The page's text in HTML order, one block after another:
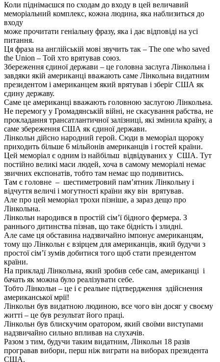
Коли піднімаєшся по сходам до входу в цей величавий
меморіальний комплекс, кожна людина, яка наблизиться до
входу
може прочитати геніальну фразу, яка і дає відповіді на усі
питання.
Ця фраза на англійській мові звучить так – The one who saved
the Union – Той хто врятував союз.
Збереження єдиної держави – це головна заслуга Лінкольна і
завдяки якій американці вважають саме Лінкольна видатним
президентом і американцем який врятував і зберіг США як
єдину державу.
Саме це американці вважають головною заслугою Лінкольна.
Не перемогу у Громадянській війні, не скасування рабства, не
прокладання трансатлантичної залізниці, які змінила країну, а
саме збереження США як єдиної держави.
Лінкольн дійсно народний герой. Сюди в меморіал щороку
приходить більше 6 мільйонів американців і гостей країни.
Цей меморіал є одним із найбільш відвідуваних у США. Тут
постійно великі маси людей, хоча в самому меморіалі немає
звичних експонатів, тобто там немає що подивитись.
Там є головне – шестиметровий пам’ятник Лінкольну і
відчуття величі і могутності країни яку він врятував.
Але про цей меморіал трохи пізніше, а зараз дещо про
Лінкольна.
Лінкольн народився в простій сім’ї бідного фермера. З
раннього дитинства пізнав, що таке бідність і злидні.
Але саме ця обставина надзвичайно імпонує американцям,
тому що Лінкольн є взірцем для американців, який будучи з
простої сім’ї зумів добитися того щоб стати президентом
країни.
На прикладі Лінкольна, який зробив себе сам, американці і
бачать як можна було реалізувати себе.
Тобто Лінкольн – це і є реальне підтвердження здійснення
американської мрії!
Лінкольн був видатною людиною, все чого він досяг у своєму
житті – це був результат його праці.
Лінкольн був блискучим оратором, який своїми виступами
надзвичайно сильно впливав на слухачів.
Разом з тим, будучи таким видатним, Лінкольн 18 разів
програвав вибори, перш ніж виграти на виборах президента
США.